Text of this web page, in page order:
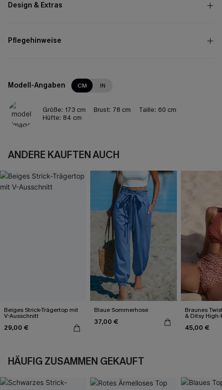
Design & Extras
Pflegehinweise
Modell-Angaben CM IN
Größe: 173 cm Brust: 78 cm Taille: 60 cm
Hüfte: 84 cm
ANDERE KAUFTEN AUCH
Beiges Strick-Trägertop mit
V-Ausschnitt
29,00 €
Blaue Sommerhose
37,00 €
Braunes
& Ditsy
45,00 €
HÄUFIG ZUSAMMEN GEKAUFT